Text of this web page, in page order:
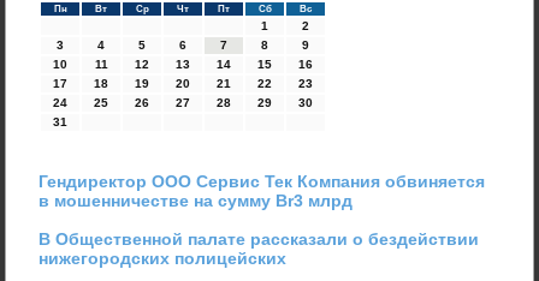
Пн Вт Ср Чт Пт Сб Вс
1
2
3
4 5 6 7 8
9
10
11 12 13 14 15
16
17
18 19 20 21 22
23
24
25 26 27 28 29
30
31
Гендиректор ООО Сервис Тек Компания обвиняется
в мошенничестве на сумму Br3 млрд
В Общественной палате рассказали о бездействии
нижегородских полицейских